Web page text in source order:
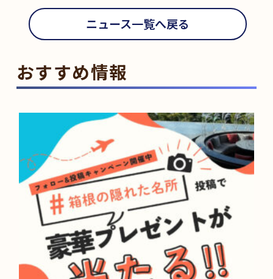
ニュース一覧へ戻る
おすすめ情報